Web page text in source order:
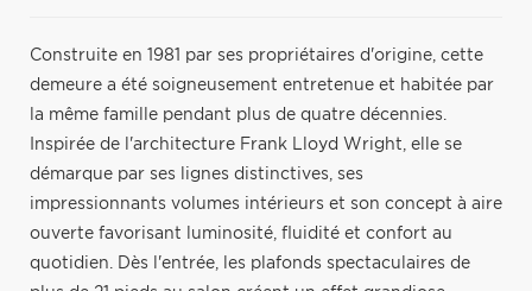
Construite en 1981 par ses propriétaires d'origine, cette
demeure a été soigneusement entretenue et habitée par
la même famille pendant plus de quatre décennies.
Inspirée de l'architecture Frank Lloyd Wright, elle se
démarque par ses lignes distinctives, ses
impressionnants volumes intérieurs et son concept à aire
ouverte favorisant luminosité, fluidité et confort au
quotidien. Dès l'entrée, les plafonds spectaculaires de